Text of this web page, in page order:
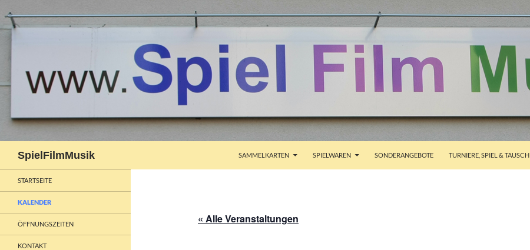
SpielFilmMusik
SAMMELKARTEN
SPIELWAREN SONDERANGEBOTE TURNIERE, SPIEL & TAUSCH
« Alle Veranstaltungen
STARTSEITE
KALENDER
ÖFFNUNGSZEITEN
KONTAKT